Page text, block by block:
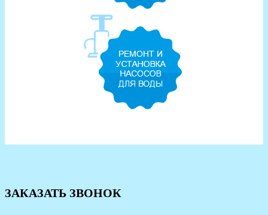
ЗАКАЗАТЬ ЗВОНОК